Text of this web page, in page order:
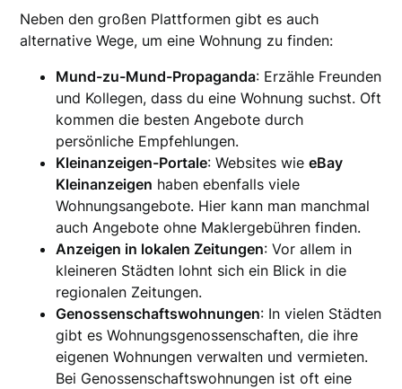
Neben den großen Plattformen gibt es auch
alternative Wege, um eine Wohnung zu finden:
Mund-zu-Mund-Propaganda: Erzähle Freunden
und Kollegen, dass du eine Wohnung suchst. Oft
kommen die besten Angebote durch
persönliche Empfehlungen.
Kleinanzeigen-Portale: Websites wieeBay
Kleinanzeigen haben ebenfalls viele
Wohnungsangebote. Hier kann man manchmal
auch Angebote ohne Maklergebühren finden.
Anzeigen in lokalen Zeitungen: Vor allem in
kleineren Städten lohnt sich ein Blick in die
regionalen Zeitungen.
Genossenschaftswohnungen: In vielen Städten
gibt es Wohnungsgenossenschaften, die ihre
eigenen Wohnungen verwalten und vermieten.
Bei Genossenschaftswohnungen ist oft eine